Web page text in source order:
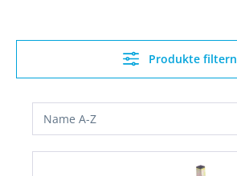
Produkte filtern